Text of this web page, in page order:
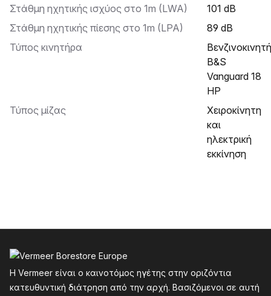
Στάθμη ηχητικής ισχύος στο 1m (LWA)
101 dB
Στάθμη ηχητικής πίεσης στο 1m (LPA)
89 dB
Τύπος κινητήρα
Βενζινοκινητήρας
B&S
Vanguard 18
HP
Τύπος μίζας
Χειροκίνητη
και
ηλεκτρική
εκκίνηση
Η Vermeer είναι ο καινοτόμος ηγέτης στην οριζόντια
κατευθυντική διάτρηση από την αρχή. Βασιζόμενοι σε αυτή